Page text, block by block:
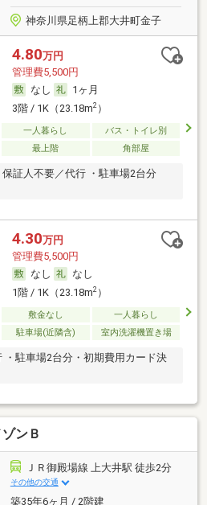
神奈川県足柄上郡大井町金子
4.80万円
管理費5,500円
なし
1ヶ月
3階 / 1K（23.18m2）
一人暮らし
バス・トイレ別
最上階 角部屋
証人不要／代行 ・駐車場2台分
4.30万円
管理費5,500円
なし
なし
1階 / 1K（23.18m2）
敷金なし
一人暮らし
駐車場(近隣含) 室内洗濯機置き場
・駐車場2台分・初期費用カード決
ンＢ
ＪＲ御殿場線 上大井駅 徒歩2分
その他の交通
築35年6ヶ月 / 2階建